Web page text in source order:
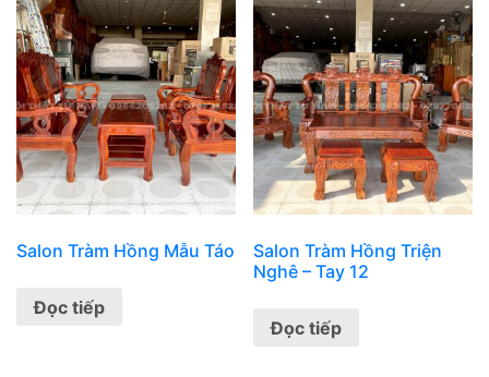
Salon Tràm Hồng Mẫu Táo
Đọc tiếp
Salon Tràm Hồng Triện
Nghê – Tay 12
Đọc tiếp